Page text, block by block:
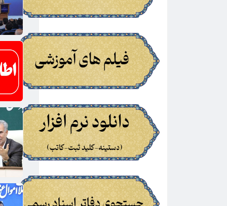
اطلاعیه کمیسیون تقسیم اسناد...
مرداد 3, 1405
رعایت موار...
اطلاعیه واحد آموزش | راهنمای نحوه رفع
محدودیت...
برگزاری مراسم اختبار دفتریاران اسناد رسمی